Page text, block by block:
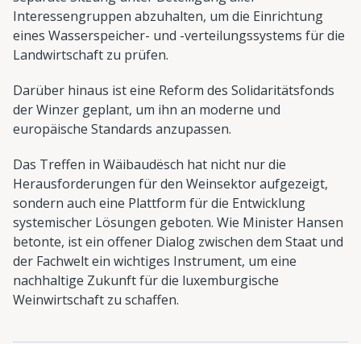
Interessengruppen abzuhalten, um die Einrichtung
eines Wasserspeicher- und -verteilungssystems für die
Landwirtschaft zu prüfen.
Darüber hinaus ist eine Reform des Solidaritätsfonds
der Winzer geplant, um ihn an moderne und
europäische Standards anzupassen.
Das Treffen in Wäibaudësch hat nicht nur die
Herausforderungen für den Weinsektor aufgezeigt,
sondern auch eine Plattform für die Entwicklung
systemischer Lösungen geboten. Wie Minister Hansen
betonte, ist ein offener Dialog zwischen dem Staat und
der Fachwelt ein wichtiges Instrument, um eine
nachhaltige Zukunft für die luxemburgische
Weinwirtschaft zu schaffen.